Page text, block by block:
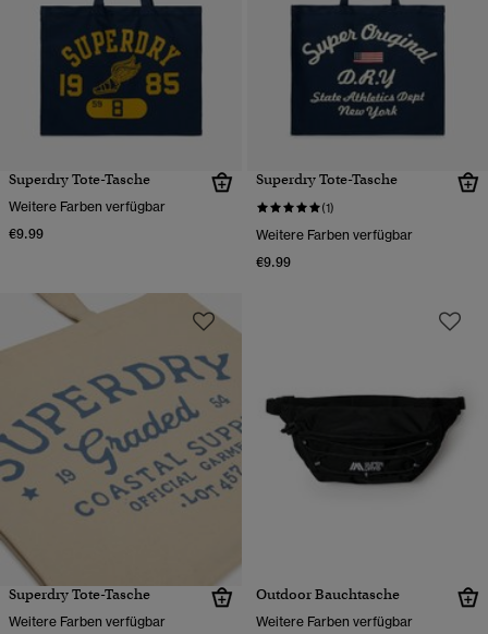
Superdry Tote-Tasche
Weitere Farben verfügbar
€9.99
Superdry Tote-Tasche
(1)
Weitere Farben verfügbar
€9.99
Superdry Tote-Tasche
Weitere Farben verfügbar
Outdoor Bauchtasche
Weitere Farben verfügbar